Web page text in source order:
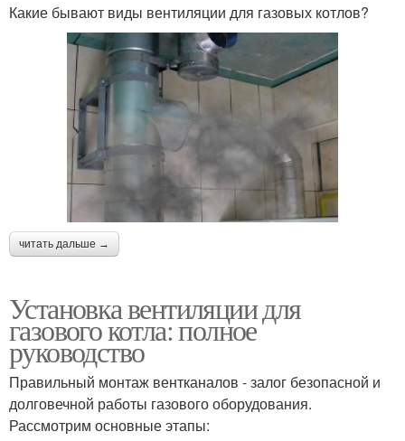
Какие бывают виды вентиляции для газовых котлов?
читать дальше →
Установка вентиляции для
газового котла: полное
руководство
Правильный монтаж вентканалов - залог безопасной и
долговечной работы газового оборудования.
Рассмотрим основные этапы: